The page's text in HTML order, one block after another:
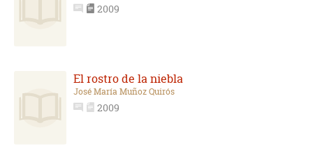
2009
El rostro de la niebla
José María Muñoz Quirós
2009